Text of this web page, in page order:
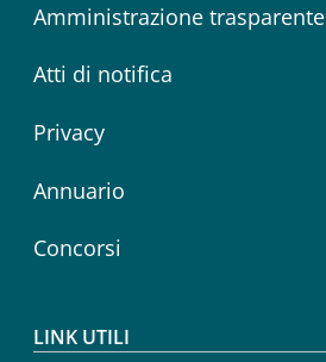
Amministrazione trasparente
Atti di notifica
Privacy
Annuario
Concorsi
LINK UTILI